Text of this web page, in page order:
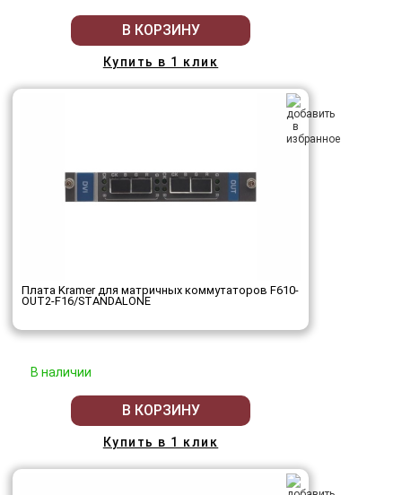
В КОРЗИНУ
Купить в 1 клик
Плата Kramer для матричных коммутаторов F610-
OUT2-F16/STANDALONE
В наличии
В КОРЗИНУ
Купить в 1 клик